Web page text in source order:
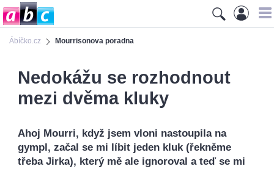
Ábíčko.cz Mourrisonova poradna
Nedokážu se rozhodnout
mezi dvěma kluky
Ahoj Mourri, když jsem vloni nastoupila na
gympl, začal se mi líbit jeden kluk (řekněme
třeba Jirka), který mě ale ignoroval a teď se mi